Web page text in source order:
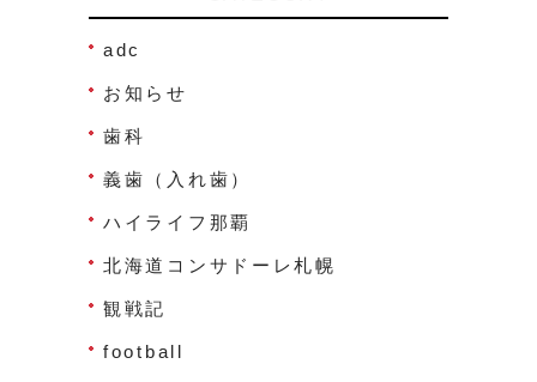
adc
お知らせ
歯科
義歯（入れ歯）
ハイライフ那覇
北海道コンサドーレ札幌
観戦記
football